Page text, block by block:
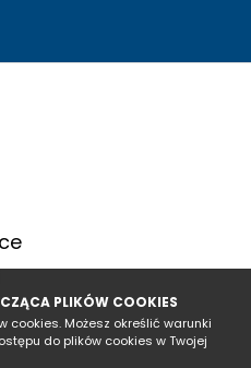
PLIKÓW COOKIES
cookies. Możesz określić warunki
do plików cookies w Twojej